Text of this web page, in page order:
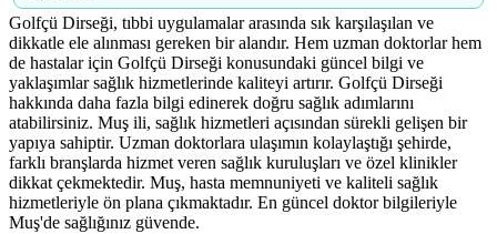
Golfçü Dirseği, tıbbi uygulamalar arasında sık karşılaşılan ve
dikkatle ele alınması gereken bir alandır. Hem uzman doktorlar hem
de hastalar için Golfçü Dirseği konusundaki güncel bilgi ve
yaklaşımlar sağlık hizmetlerinde kaliteyi artırır. Golfçü Dirseği
hakkında daha fazla bilgi edinerek doğru sağlık adımlarını
atabilirsiniz. Muş ili, sağlık hizmetleri açısından sürekli gelişen bir
yapıya sahiptir. Uzman doktorlara ulaşımın kolaylaştığı şehirde,
farklı branşlarda hizmet veren sağlık kuruluşları ve özel klinikler
dikkat çekmektedir. Muş, hasta memnuniyeti ve kaliteli sağlık
hizmetleriyle ön plana çıkmaktadır. En güncel doktor bilgileriyle
Muş'de sağlığınız güvende.